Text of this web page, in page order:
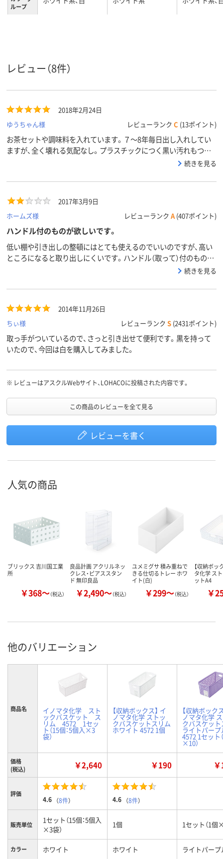
ループ
レビュー（8件）
2018年2月24日
ゆうちゃん様
レビューランク C (13ポイント)
お茶セットや調味料を入れています。７～8年毎日出し入れしてい
ますが、全く壊れる気配なし。プラスチックにつく黒い汚れもつき
続きを見る
2017年3月9日
ホームズ様
レビューランク A (407ポイント)
ハンドル付のものが欲しいです。
低い棚や引き出しの整頓にはとても使えるのでいいのですが、高い
ところになると取り出しにくいです。ハンドル（取って）付のものが
続きを見る
2014年11月26日
ちぃ様
レビューランク S (2431ポイント)
取っ手がついているので、さっと引き出せて便利です。黒を持って
いたので、今回は白を購入してみました。
※ レビューはアスクルWebサイト、LOHACOに投稿された内容です。
この商品のレビューを全て見る
レビューを書く
人気の商品
ブリックス 吉川国工業
所
￥368～（税込）
良品計画 アクリルネッ
クレス・ピアススタン
ド 無印良品
￥2,490～（税込）
ユメミグサ 積み重ねで
きる仕切るトレー ホワ
イト(白)
￥299～（税込）
【収納ボッ
タ化学 ス
ットA4
￥
他のバリエーション
商品名 イノマタ化学 スト
ックバスケット ス
リム 4572 1セッ
ト（15個：5個入×3
袋）
【収納ボックス】 イ
ノマタ化学 ストッ
クバスケットスリム
ホワイト 4572 1個
【収納ボック
ノマタ化学
クバスケッ
ライトパープ
4572 1セット
×10）
価格
(税込)
￥2,640 ￥190
評価
4.6 （8件） 4.6 （8件）
販売単位
1セット（15個：5個入
×3袋）
1個 1セット（1個
カラー ホワイト ホワイト ライトパープ